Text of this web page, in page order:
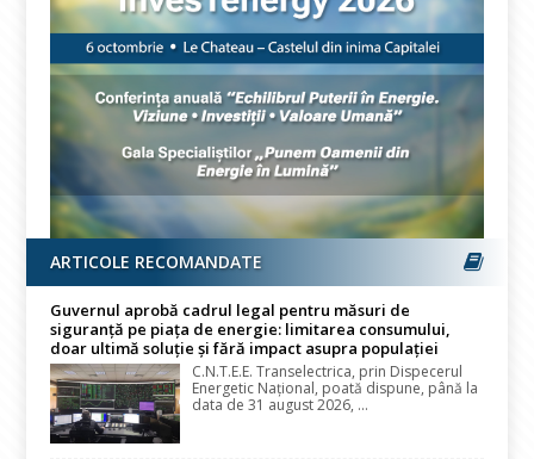
ARTICOLE RECOMANDATE
Guvernul aprobă cadrul legal pentru măsuri de
siguranță pe piața de energie: limitarea consumului,
doar ultimă soluție și fără impact asupra populației
C.N.T.E.E. Transelectrica, prin Dispecerul
Energetic Național, poată dispune, până la
data de 31 august 2026, ...